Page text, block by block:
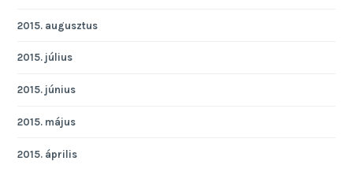
2015. augusztus
2015. július
2015. június
2015. május
2015. április